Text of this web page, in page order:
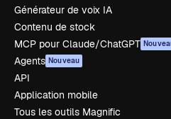
Générateur de voix IA
Contenu de stock
MCP pour Claude/ChatGPT
Agents Nouveau
API
Application mobile
Tous les outils Magnific